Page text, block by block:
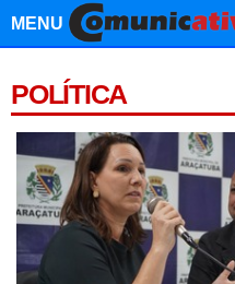
MENU
POLÍTICA